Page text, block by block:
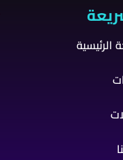
الرئيسية